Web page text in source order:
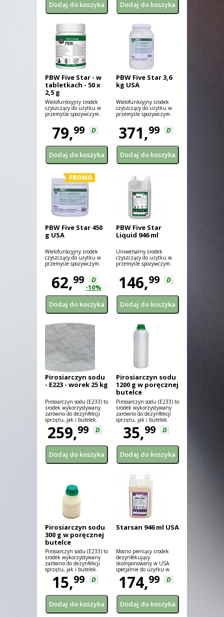
PBW Five Star - w
tabletkach - 50 x
2,5 g
Wielofunkcyjny środek
czyszczący do użytku w
przemyśle spożywczym.
79,99 D
PBW Five Star 3,6
kg USA
Wielofunkcyjny środek
czyszczący do użytku w
przemyśle spożywczym.
371,99 D
PBW Five Star 450
g USA
Wielofunkcyjny środek
czyszczący do użytku w
przemyśle spożywczym.
62,99
D
-10%
PBW Five Star
Liquid 946 ml
Uniwersalny środek
czyszczący do użytku w
przemyśle spożywczym.
146,99 D
Pirosiarczyn sodu
- E223 - worek 25 kg
Pirosiarczyn sodu (E233) to
środek wykorzystywany
zarówno do dezynfekcji
sprzętu, jak i butelek.
259,99 D
Pirosiarczyn sodu
1200 g w poręcznej
butelce
Pirosiarczyn sodu (E233) to
środek wykorzystywany
zarówno do dezynfekcji
sprzętu, jak i butelek.
35,99 D
Pirosiarczyn sodu
300 g w poręcznej
butelce
Pirosiarczyn sodu (E233) to
środek wykorzystywany
zarówno do dezynfekcji
sprzętu, jak i butelek.
15,99 D
Starsan 946 ml USA
Mocno pieniący środek
dezynfekujący
skomponowany w USA
specjalnie do użytku w
piwowarstwie.
174,99 D